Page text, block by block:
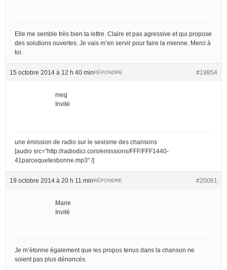
Elle me semble très bien ta lettre. Claire et pas agressive et qui propose
des solutions ouvertes. Je vais m’en servir pour faire la mienne. Merci à
toi.
15 octobre 2014 à 12 h 40 min #19854
RÉPONDRE
meg
Invité
une émission de radio sur le sexisme des chansons
[audio src="http://radiodici.com/emissions/FFF/FFF1440-
41parcequetesbonne.mp3" /]
19 octobre 2014 à 20 h 11 min #20061
RÉPONDRE
Marie
Invité
Je m’étonne également que les propos tenus dans la chanson ne
soient pas plus dénoncés.